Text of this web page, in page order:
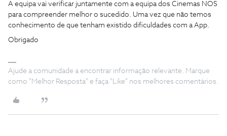
A equipa vai verificar juntamente com a equipa dos Cinemas NOS
para compreender melhor o sucedido. Uma vez que não temos
conhecimento de que tenham existido dificuldades com a App.
Obrigado
Ajude a comunidade a encontrar informação relevante. Marque
como "Melhor Resposta" e faça "Like" nos melhores comentários.